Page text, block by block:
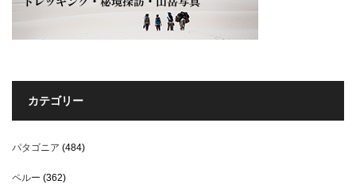
カテゴリー
パタゴニア (484)
ペルー (362)